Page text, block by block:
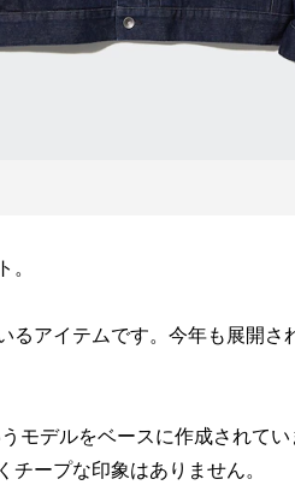
。
アイテムです。今年も展開さ
モデルをベースに作成されて
ープな印象はありません。